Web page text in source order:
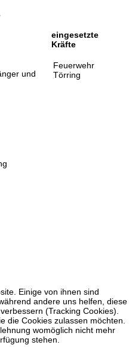
und
eingesetzte
Kräfte
Feuerwehr
Törring
Einige von ihnen sind
andere uns helfen, diese
(Tracking Cookies).
die Cookies zulassen möchten.
womöglich nicht mehr
stehen.